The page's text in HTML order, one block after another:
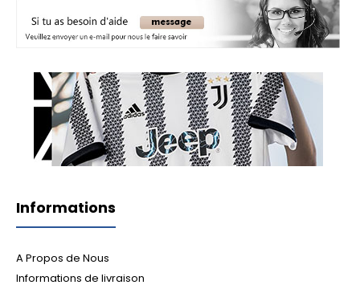
Informations
A Propos de Nous
Informations de livraison